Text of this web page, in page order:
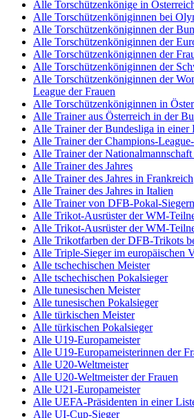
Alle Torschützenkönige in
Alle Torschützenköniginnen bei
Alle Torschützenköniginnen der
Alle Torschützenköniginnen der
Alle Torschützenköniginnen der
Alle Torschützenköniginnen der
Alle Torschützenköniginnen der
League der Frauen
Alle Torschützenköniginnen in
Alle Trainer aus Österreich in der
Alle Trainer der Bundesliga in einer
Alle Trainer der Champions-
Alle Trainer der
Alle Trainer des Jahres
Alle Trainer des Jahres in Frankreich
Alle Trainer des Jahres in Italien
Alle Trainer von DFB-Pokal-Siegern
Alle Trikot-Ausrüster der WM-
Alle Trikot-Ausrüster der WM-
Alle Trikotfarben der DFB-Trikots
Alle Triple-Sieger im europäischen
Alle tschechischen Meister
Alle tschechischen Pokalsieger
Alle tunesischen Meister
Alle tunesischen Pokalsieger
Alle türkischen Meister
Alle türkischen Pokalsieger
Alle U19-Europameister
Alle U19-Europameisterinnen der
Alle U20-Weltmeister
Alle U20-Weltmeister der Frauen
Alle U21-Europameister
Alle UEFA-Präsidenten in einer
Alle UI-Cup-Sieger